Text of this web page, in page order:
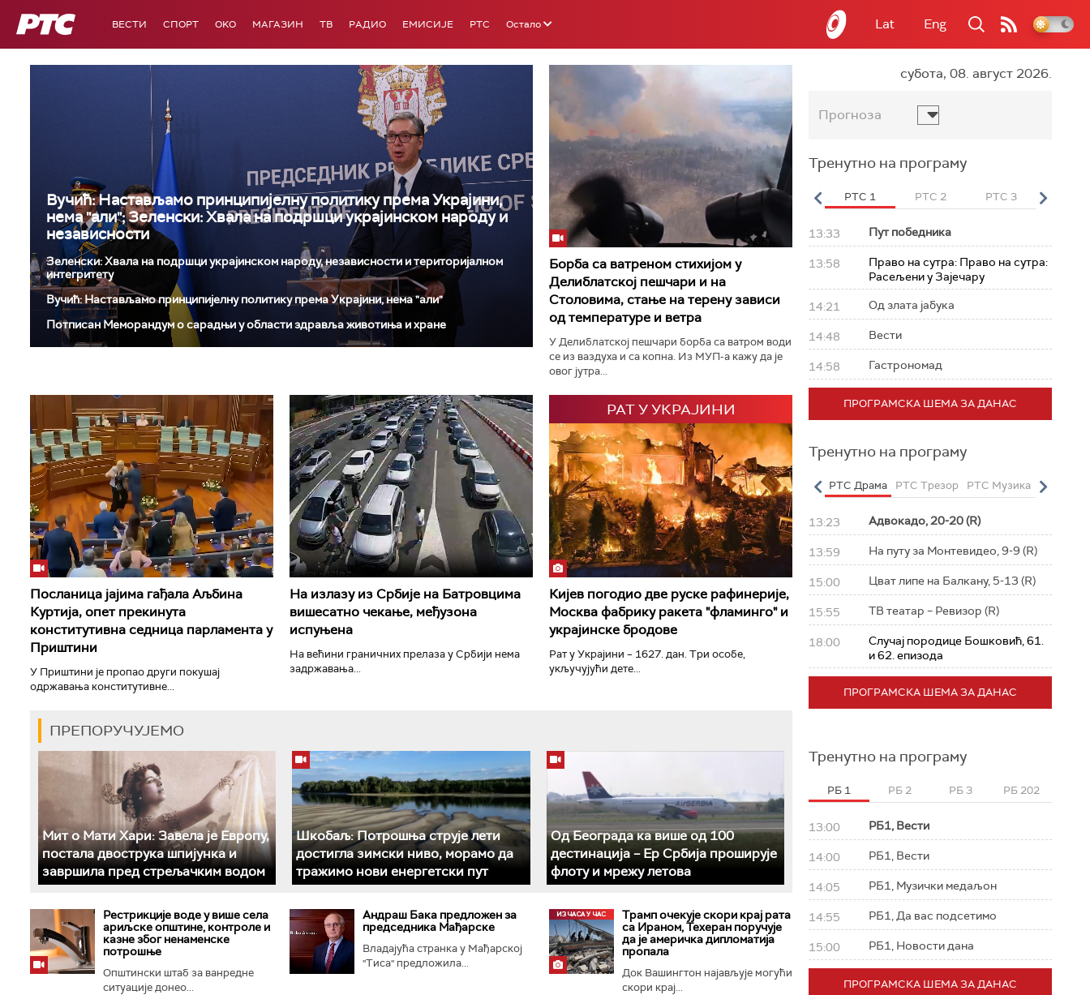
РТС ВЕСТИ СПОРТ OKO МАГАЗИН ТВ РАДИО ЕМИСИЈЕ РТС Остало Lat Eng
Вучић: Настављамо принципијелну политику према Украјини,
нема "али"; Зеленски: Хвала на подршци украјинском народу и
независности
Зеленски: Хвала на подршци украјинском народу, независности и територијалном
интегритету
Вучић: Настављамо принципијелну политику према Украјини, нема "али"
Потписан Меморандум о сарадњи у области здравља животиња и хране
Борба са ватреном стихијом у
Делиблатској пешчари и на
Столовима, стање на терену зависи
од температуре и ветра
У Делиблатској пешчари борба са ватром води
се из ваздуха и са копна. Из МУП-а кажу да је
овог јутра...
Посланица јајима гађала Аљбина
Куртија, опет прекинута
конститутивна седница парламента у
Приштини
У Приштини је пропао други покушај
одржавања конститутивне...
На излазу из Србије на Батровцима
вишесатно чекање, међузона
испуњена
На већини граничних прелаза у Србији нема
задржавања...
РАТ У УКРАЈИНИ
Кијев погодио две руске рафинерије,
Москва фабрику ракета "фламинго" и
украјинске бродове
Рат у Украјини – 1627. дан. Три особе,
укључујући дете...
ПРЕПОРУЧУЈЕМО
Мит о Мати Хари: Завела је Европу,
постала двострука шпијунка и
завршила пред стрељачким водом
Шкобаљ: Потрошња струје лети
достигла зимски ниво, морамо да
тражимо нови енергетски пут
Од Београда ка више од 100
дестинација – Ер Србија проширује
флоту и мрежу летова
Рестрикције воде у више села
ариљске општине, контроле и
казне због ненаменске
потрошње
Општински штаб за ванредне
ситуације донео...
Андраш Бакa предложен за
председника Мађарске
Владајућа странка у Мађарској
"Тиса" предложила...
Трамп очекује скори крај рата
са Ираном, Техеран поручује
да је америчка дипломатија
пропала
Док Вашингтон најављује могући
скори крај...
субота, 08. август 2026.
Прогноза
Тренутно на програму
РТС 3 РТС Свет РТС HD РТС 1 РТС 2 РТС 3 РТС
13:33 Пут победника
13:58
Право на сутра: Право на сутра:
Расељени у Зајечару
14:21 Од злата јабука
14:48 Вести
14:58 Гастрономад
ПРОГРАМСКА ШЕМА ЗА ДАНАС
Тренутно на програму
РТС Класика РТС Коло РТС Полетарац РТС Драма РТС Трезор РТС Музика РТС
13:23 Адвокадо, 20-20 (R)
13:59 На путу за Монтевидео, 9-9 (R)
15:00 Цват липе на Балкану, 5-13 (R)
15:55 ТВ театар – Ревизор (R)
18:00
Случај породице Бошковић, 61.
и 62. епизода
ПРОГРАМСКА ШЕМА ЗА ДАНАС
Тренутно на програму
РБ 1 РБ 2 РБ 3 РБ 202
13:00 РБ1, Вести
14:00 РБ1, Вести
14:05 РБ1, Музички медаљон
14:55 РБ1, Да вас подсетимо
15:00 РБ1, Новости дана
ПРОГРАМСКА ШЕМА ЗА ДАНАС